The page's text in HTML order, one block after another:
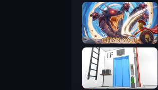
Titan Soul: Action RPG
Elevator Room Escape